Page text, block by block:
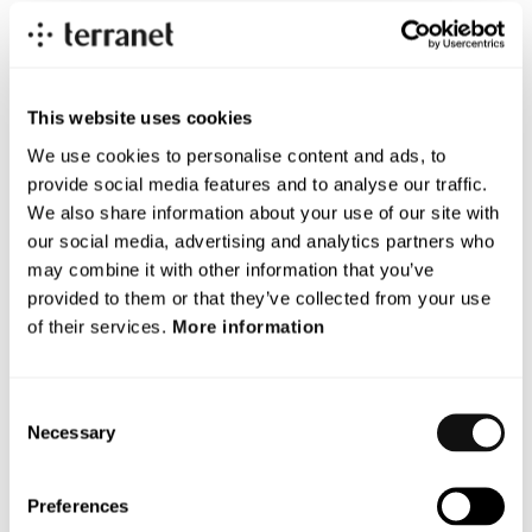
This website uses cookies
We use cookies to personalise content and ads, to
provide social media features and to analyse our traffic.
We also share information about your use of our site with
our social media, advertising and analytics partners who
may combine it with other information that you’ve
provided to them or that they’ve collected from your use
of their services. More information
Selection
Necessary
Preferences
dess har vi ingått gemensamma samarbeten med bl a
sensorer för positionering, samt bokat en order med
pågående leverans till en av marknadsledarna inom
intelligenta bromssystem för tunga fordon.
Korslicensavtalet med Veoneer från 2018 är ett bärande
fundament i Terranets strategiska investeringar inom
detta område. Även det fördjupade samarbetet med ÅF
för att adressera nya marknader och tillförsäkra bolaget
leveransförmåga, är en hörnpelare för att realisera
finansiering parallellt som vi arbetar med pågående
offertberedningar och kontraktsförhandlingar, en
upptrappad marknadsbearbetning och utvecklingen av
ett strategiskt brohuvud inom tysk bilindustri, säger